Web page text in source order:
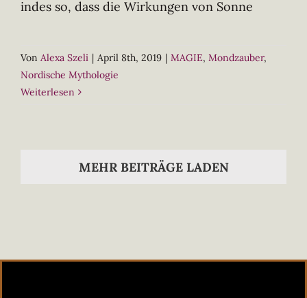
indes so, dass die Wirkungen von Sonne
Von Alexa Szeli | April 8th, 2019 | MAGIE, Mondzauber,
Nordische Mythologie
Weiterlesen
MEHR BEITRÄGE LADEN